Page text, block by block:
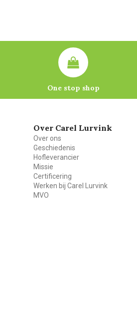
One stop shop
Over Carel Lurvink
Over ons
Geschiedenis
Hofleverancier
Missie
Certificering
Werken bij Carel Lurvink
MVO